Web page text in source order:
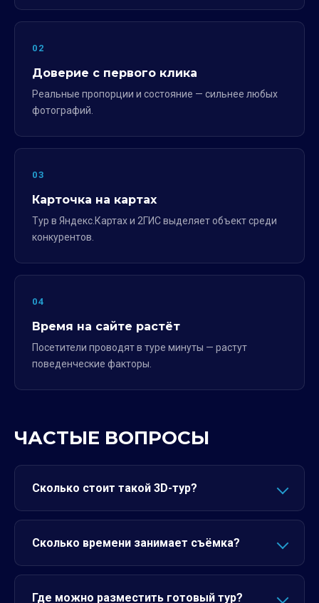
02
Доверие с первого клика
Реальные пропорции и состояние — сильнее любых
фотографий.
03
Карточка на картах
Тур в Яндекс.Картах и 2ГИС выделяет объект среди
конкурентов.
04
Время на сайте растёт
Посетители проводят в туре минуты — растут
поведенческие факторы.
ЧАСТЫЕ ВОПРОСЫ
Сколько стоит такой 3D-тур?
Сколько времени занимает съёмка?
Где можно разместить готовый тур?